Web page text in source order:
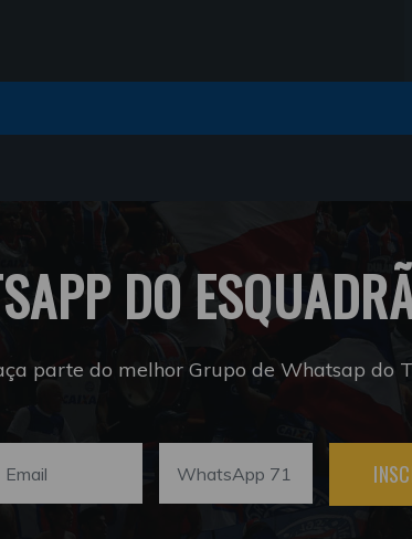
DO
parte do melhor Grupo de Whatsap do